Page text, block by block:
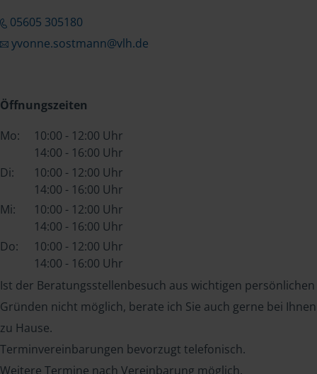
05605 305180
yvonne.sostmann@vlh.de
Öffnungszeiten
Mo:
10:00 - 12:00 Uhr
14:00 - 16:00 Uhr
Di:
10:00 - 12:00 Uhr
14:00 - 16:00 Uhr
Mi:
10:00 - 12:00 Uhr
14:00 - 16:00 Uhr
Do:
10:00 - 12:00 Uhr
14:00 - 16:00 Uhr
Ist der Beratungsstellenbesuch aus wichtigen persönlichen
Gründen nicht möglich, berate ich Sie auch gerne bei Ihnen
zu Hause.
Terminvereinbarungen bevorzugt telefonisch.
Weitere Termine nach Vereinbarung möglich.